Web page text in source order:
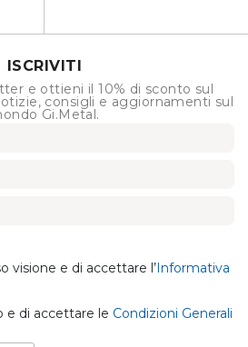
ISCRIVITI
e ottieni il 10% di sconto sul
consigli e aggiornamenti sul
Gi.Metal.
visione e di accettare l’Informativa
e di accettare le Condizioni Generali